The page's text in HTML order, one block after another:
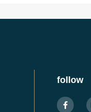
follow